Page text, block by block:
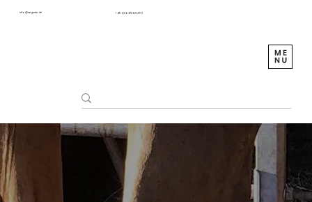
info@sagustu.de +49 (0) 6372 8031-0